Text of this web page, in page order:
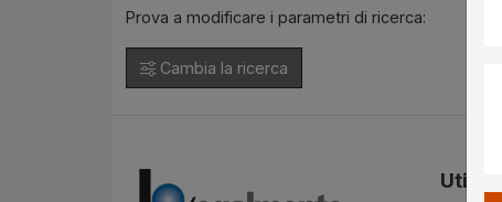
Prova a modificare i parametri di ricerca:
Cambia la ricerca
Utilità